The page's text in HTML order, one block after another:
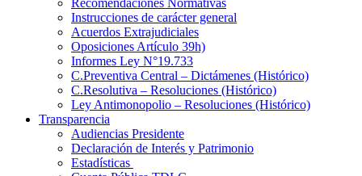
Recomendaciones Normativas
Instrucciones de carácter general
Acuerdos Extrajudiciales
Oposiciones Artículo 39h)
Informes Ley N°19.733
C.Preventiva Central – Dictámenes (Histórico)
C.Resolutiva – Resoluciones (Histórico)
Ley Antimonopolio – Resoluciones (Histórico)
Transparencia
Audiencias Presidente
Declaración de Interés y Patrimonio
Estadísticas